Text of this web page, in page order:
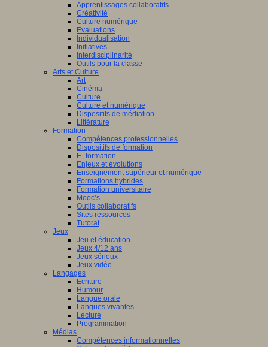
Apprentissages collaboratifs
Créativité
Culture numérique
Evaluations
Individualisation
Initiatives
Interdisciplinarité
Outils pour la classe
Arts et Culture
Art
Cinéma
Culture
Culture et numérique
Dispositifs de médiation
Littérature
Formation
Compétences professionnelles
Dispositifs de formation
E- formation
Enjeux et évolutions
Enseignement supérieur et numérique
Formations hybrides
Formation universitaire
Mooc’s
Outils collaboratifs
Sites ressources
Tutorat
Jeux
Jeu et éducation
Jeux 4/12 ans
Jeux sérieux
Jeux vidéo
Langages
Ecriture
Humour
Langue orale
Langues vivantes
Lecture
Programmation
Médias
Compétences informationnelles